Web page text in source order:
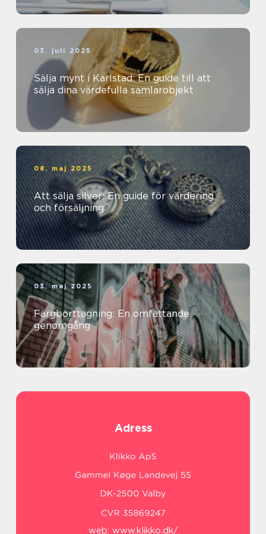
03. juli 2025
Sälja mynt i Karlstad: En guide till att
sälja dina värdefulla samlarobjekt
08. maj 2025
Att sälja silver: En guide för värdering
och försäljning
03. maj 2025
Färgborttagning: En omfattande
genomgång
Adress
web: www.klikko.dk/